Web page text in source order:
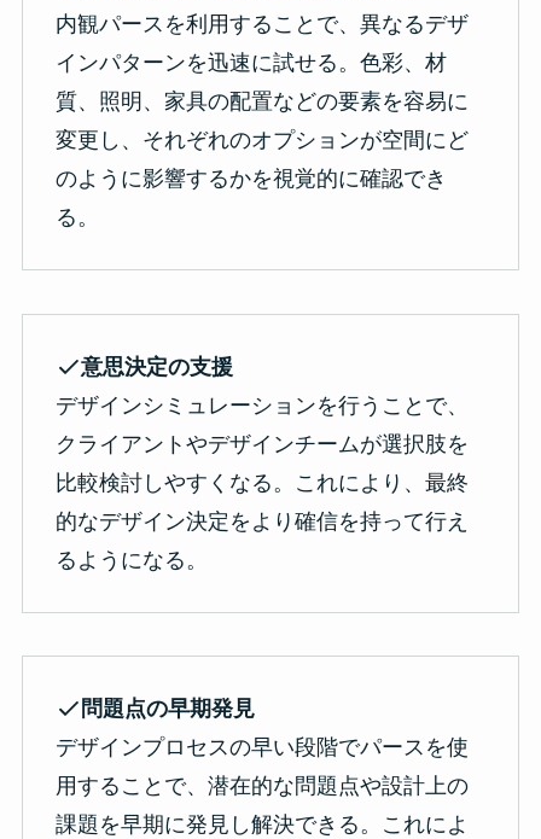
内観パースを利用することで、異なるデザ
インパターンを迅速に試せる。色彩、材
質、照明、家具の配置などの要素を容易に
変更し、それぞれのオプションが空間にど
のように影響するかを視覚的に確認でき
る。
意思決定の支援
デザインシミュレーションを行うことで、
クライアントやデザインチームが選択肢を
比較検討しやすくなる。これにより、最終
的なデザイン決定をより確信を持って行え
るようになる。
問題点の早期発見
デザインプロセスの早い段階でパースを使
用することで、潜在的な問題点や設計上の
課題を早期に発見し解決できる。これによ